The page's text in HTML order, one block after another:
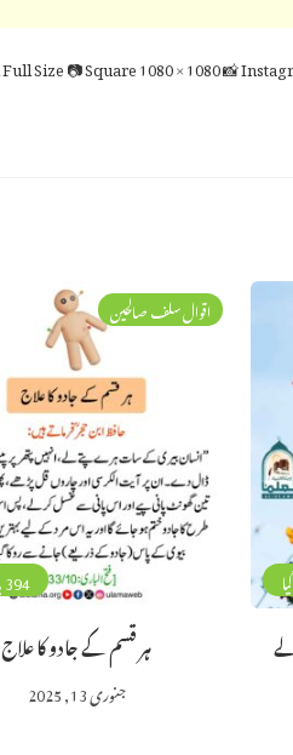
Full Size📷 Square1080 × 1080📸
394 بار دیکھا گیا
اقوال سلف صالحین
ہر قسم کے جادو کا علاج
جنوری 13, 2025